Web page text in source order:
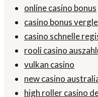
online casino bonus
casino bonus
casino schnelle
rooli casino
vulkan casino
new casino
high roller casino